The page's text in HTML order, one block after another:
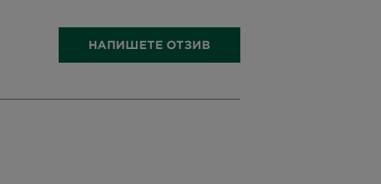
НАПИШЕТЕ ОТЗИВ